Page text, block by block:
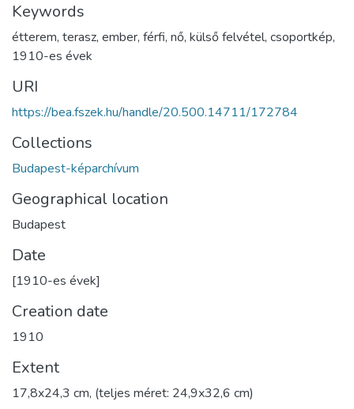
Keywords
étterem, terasz, ember, férfi, nő, külső felvétel, csoportkép,
1910-es évek
URI
https://bea.fszek.hu/handle/20.500.14711/172784
Collections
Budapest-képarchívum
Geographical location
Budapest
Date
[1910-es évek]
Creation date
1910
Extent
17,8x24,3 cm, (teljes méret: 24,9x32,6 cm)